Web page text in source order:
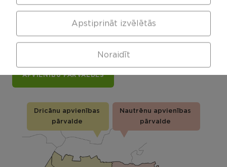
izpētītu vairāk
APVIENĪBU PĀRVALDES
Dricānu apvienības
pārvalde
Nautrēnu apvienības
pārvalde
Noraidīt
Apstiprināt izvēlētās